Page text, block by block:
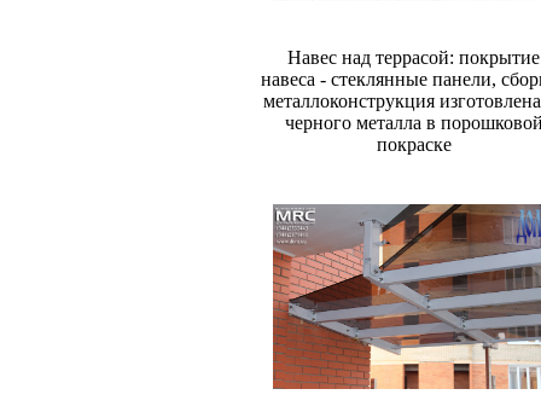
Навес над террасой: покрытие
навеса - стеклянные панели,
металлоконструкция
черного металла в
покраске